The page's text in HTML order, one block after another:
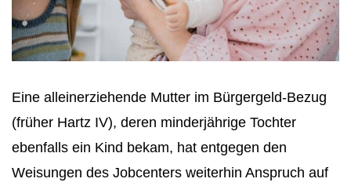
Eine alleinerziehende Mutter im Bürgergeld-Bezug
(früher Hartz IV), deren minderjährige Tochter
ebenfalls ein Kind bekam, hat entgegen den
Weisungen des Jobcenters weiterhin Anspruch auf